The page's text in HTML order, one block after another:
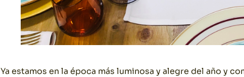
Ya estamos en la época más luminosa y alegre del año y